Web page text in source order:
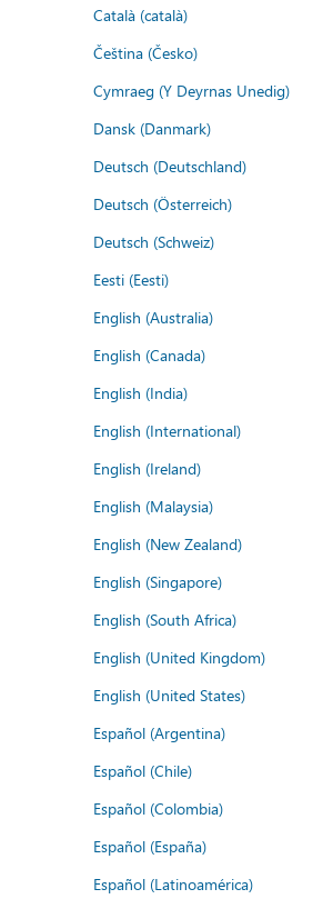
Català (català)
Čeština (Česko)
Cymraeg (Y Deyrnas Unedig)
Dansk (Danmark)
Deutsch (Deutschland)
Deutsch (Österreich)
Deutsch (Schweiz)
Eesti (Eesti)
English (Australia)
English (Canada)
English (India)
English (International)
English (Ireland)
English (Malaysia)
English (New Zealand)
English (Singapore)
English (South Africa)
English (United Kingdom)
English (United States)
Español (Argentina)
Español (Chile)
Español (Colombia)
Español (España)
Español (Latinoamérica)